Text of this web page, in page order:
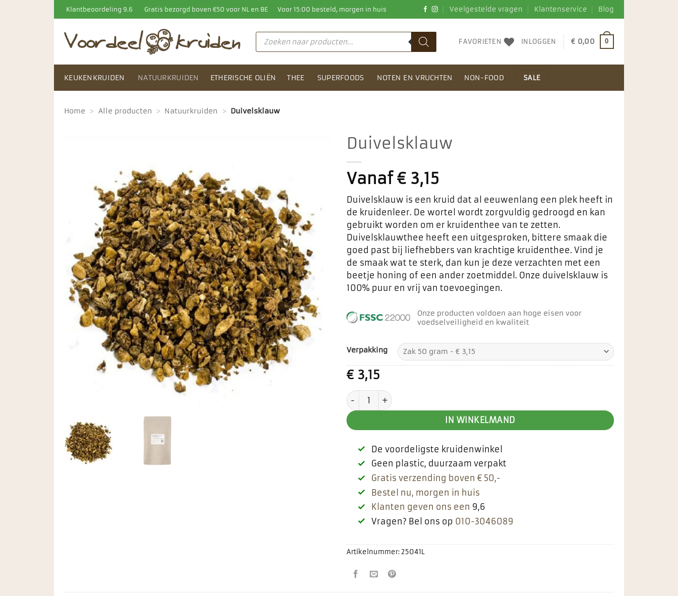
naar
inhoud
Klantbeoordeling 9.6 Gratis bezorgd boven €50 voor NL en BE Voor 15:00 besteld, morgen in huis Veelgestelde vragen Klantenservice Blog
Producten
zoeken FAVORIETEN INLOGGEN € 0,00 0
KEUKENKRUIDEN NATUURKRUIDEN ETHERISCHE OLIËN THEE SUPERFOODS NOTEN EN VRUCHTEN NON-FOOD SALE
Home > Alle producten > Natuurkruiden > Duivelsklauw
Duivelsklauw
Vanaf€3,15
Duivelsklauw is een kruid dat al eeuwenlang een plek heeft in
de kruidenleer. De wortel wordt zorgvuldig gedroogd en kan
gebruikt worden om er kruidenthee van te zetten.
Duivelsklauwthee heeft een uitgesproken, bittere smaak die
goed past bij liefhebbers van krachtige kruidenthee. Vind je
de smaak wat te sterk, dan kun je deze verzachten met een
beetje honing of een ander zoetmiddel. Onze duivelsklauw is
100% puur en vrij van toevoegingen.
Onze producten voldoen aan hoge eisen voor
voedselveiligheid en kwaliteit
Verpakking
€3,15
Duivelsklauw aantal
IN WINKELMAND
De voordeligste kruidenwinkel
Geen plastic, duurzaam verpakt
Gratis verzending boven € 50,-
Bestel nu, morgen in huis
Klanten geven ons een 9,6
Vragen? Bel ons op 010-3046089
Artikelnummer:25041L